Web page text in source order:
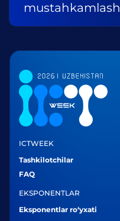
mustahkamlash
ICTWEEK
Tashkilotchilar
FAQ
EKSPONENTLAR
Eksponentlar ro‘yxati